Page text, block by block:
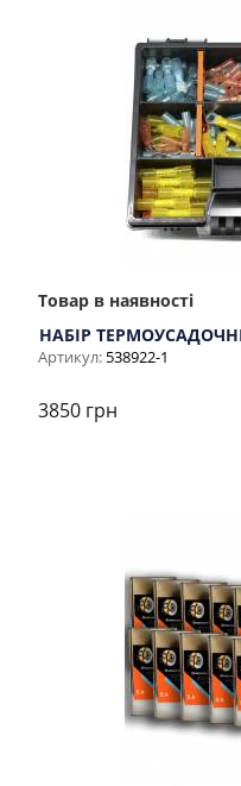
Товар в наявності
НАБІР
Артикул: 538922-1
3850 грн